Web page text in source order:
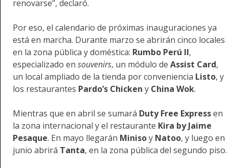
renovarse”, declaró.
Por eso, el calendario de próximas inauguraciones ya
está en marcha. Durante marzo se abrirán cinco locales
en la zona pública y doméstica: Rumbo Perú II,
especializado en souvenirs, un módulo de Assist Card,
un local ampliado de la tienda por conveniencia Listo, y
los restaurantes Pardo’s Chicken y China Wok.
Mientras que en abril se sumará Duty Free Expressen
la zona internacional y el restaurante Kira by Jaime
Pesaque. En mayo llegarán Minisoy Natoo, y luego en
junio abrirá Tanta, en la zona pública del segundo piso.